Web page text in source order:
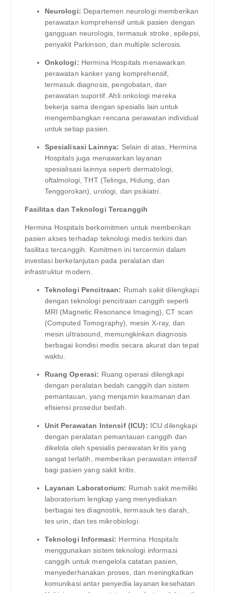
Neurologi: Departemen neurologi memberikan
perawatan komprehensif untuk pasien dengan
gangguan neurologis, termasuk stroke, epilepsi,
penyakit Parkinson, dan multiple sclerosis.
Onkologi: Hermina Hospitals menawarkan
perawatan kanker yang komprehensif,
termasuk diagnosis, pengobatan, dan
perawatan suportif. Ahli onkologi mereka
bekerja sama dengan spesialis lain untuk
mengembangkan rencana perawatan individual
untuk setiap pasien.
Spesialisasi Lainnya: Selain di atas, Hermina
Hospitals juga menawarkan layanan
spesialisasi lainnya seperti dermatologi,
oftalmologi, THT (Telinga, Hidung, dan
Tenggorokan), urologi, dan psikiatri.
Fasilitas dan Teknologi Tercanggih
Hermina Hospitals berkomitmen untuk memberikan
pasien akses terhadap teknologi medis terkini dan
fasilitas tercanggih. Komitmen ini tercermin dalam
investasi berkelanjutan pada peralatan dan
infrastruktur modern.
Teknologi Pencitraan: Rumah sakit dilengkapi
dengan teknologi pencitraan canggih seperti
MRI (Magnetic Resonance Imaging), CT scan
(Computed Tomography), mesin X-ray, dan
mesin ultrasound, memungkinkan diagnosis
berbagai kondisi medis secara akurat dan tepat
waktu.
Ruang Operasi: Ruang operasi dilengkapi
dengan peralatan bedah canggih dan sistem
pemantauan, yang menjamin keamanan dan
efisiensi prosedur bedah.
Unit Perawatan Intensif (ICU): ICU dilengkapi
dengan peralatan pemantauan canggih dan
dikelola oleh spesialis perawatan kritis yang
sangat terlatih, memberikan perawatan intensif
bagi pasien yang sakit kritis.
Layanan Laboratorium: Rumah sakit memiliki
laboratorium lengkap yang menyediakan
berbagai tes diagnostik, termasuk tes darah,
tes urin, dan tes mikrobiologi.
Teknologi Informasi: Hermina Hospitals
menggunakan sistem teknologi informasi
canggih untuk mengelola catatan pasien,
menyederhanakan proses, dan meningkatkan
komunikasi antar penyedia layanan kesehatan.